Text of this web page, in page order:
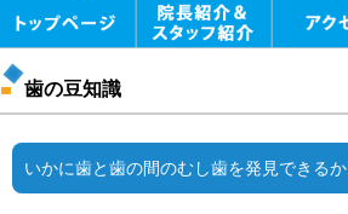
歯の豆知識
いかに歯と歯の間のむし歯を発見できるか